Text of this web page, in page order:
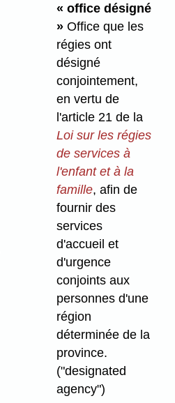
« office désigné
»Office que les
régies ont
désigné
conjointement,
en vertu de
l'article 21 de la
Loi sur les régies
de services à
l'enfant et à la
famille, afin de
fournir des
services
d'accueil et
d'urgence
conjoints aux
personnes d'une
région
déterminée de la
province.
("designated
agency")